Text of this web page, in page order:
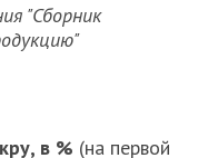
"Сборник
в % (на первой